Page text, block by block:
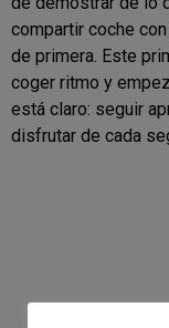
compartir coche
de primera. Este
coger ritmo y
está claro: seguir
disfrutar de cada